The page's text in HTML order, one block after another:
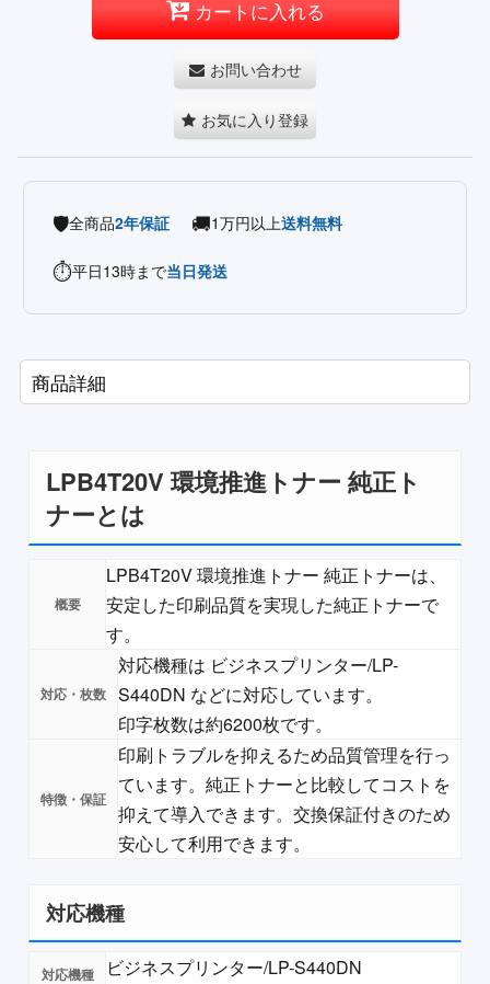
カートに入れる
お問い合わせ
お気に入り登録
🛡️全商品2年保証 🚚1万円以上送料無料
⏱️平日13時まで当日発送
商品詳細
LPB4T20V 環境推進トナー 純正ト
ナーとは
LPB4T20V 環境推進トナー 純正トナーは、
安定した印刷品質を実現した純正トナーで
す。
対応機種は ビジネスプリンター/LP-
S440DN などに対応しています。
印字枚数は約6200枚です。
印刷トラブルを抑えるため品質管理を行っ
ています。純正トナーと比較してコストを
抑えて導入できます。交換保証付きのため
安心して利用できます。
対応機種
ビジネスプリンター/LP-S440DN